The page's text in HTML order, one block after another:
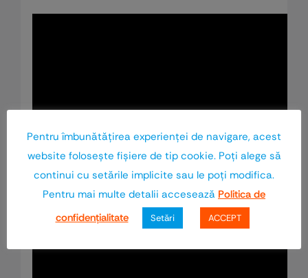
Pentru îmbunătăţirea experienţei de navigare, acest
website foloseşte fişiere de tip cookie. Poţi alege să
continui cu setările implicite sau le poţi modifica.
Pentru mai multe detalii accesează Politica de
confidenţialitate
Setări ACCEPT